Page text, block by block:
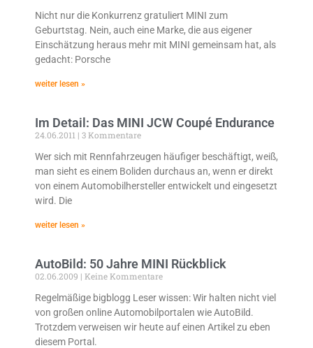
Nicht nur die Konkurrenz gratuliert MINI zum
Geburtstag. Nein, auch eine Marke, die aus eigener
Einschätzung heraus mehr mit MINI gemeinsam hat, als
gedacht: Porsche
weiter lesen »
Im Detail: Das MINI JCW Coupé Endurance
24.06.2011
3 Kommentare
Wer sich mit Rennfahrzeugen häufiger beschäftigt, weiß,
man sieht es einem Boliden durchaus an, wenn er direkt
von einem Automobilhersteller entwickelt und eingesetzt
wird. Die
weiter lesen »
AutoBild: 50 Jahre MINI Rückblick
02.06.2009
Keine Kommentare
Regelmäßige bigblogg Leser wissen: Wir halten nicht viel
von großen online Automobilportalen wie AutoBild.
Trotzdem verweisen wir heute auf einen Artikel zu eben
diesem Portal.